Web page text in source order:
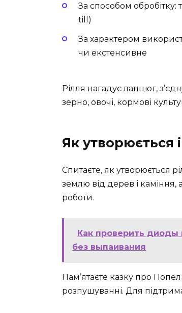
За способом
till)
За характером
чи екстенсивне
Рілля нагадує ланцюг,
зерно, овочі, кормові
Як утворюється
Спитаєте, як утворюється
землю від дерев і каміння,
роботи.
Как проверить диоды
без выпаивания
Пам’ятаєте казку про
розпушуванні. Для